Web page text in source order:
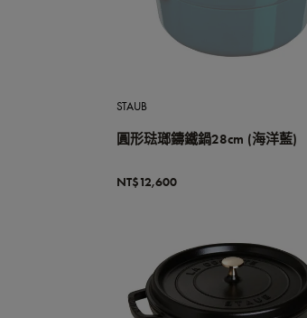
STAUB
圓形琺瑯鑄鐵鍋28cm (海洋藍)
NT$12,600